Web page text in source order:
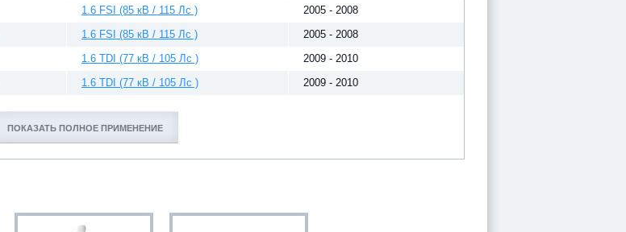
1.6 FSI (85 кВ / 115 Лс )
2005 - 2008
1.6 FSI (85 кВ / 115 Лс )
2005 - 2008
1.6 TDI (77 кВ / 105 Лс )
2009 - 2010
1.6 TDI (77 кВ / 105 Лс ) 2009 - 2010
ПОКАЗАТЬ ПОЛНОЕ ПРИМЕНЕНИЕ